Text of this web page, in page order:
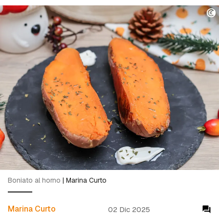
Marina Curto 02 Dic 2025
Boniato al horno | Marina Curto